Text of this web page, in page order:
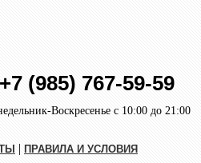
+7 (985) 767-59-59
Воскресенье с 10:00 до 21:00
| ПРАВИЛА И УСЛОВИЯ